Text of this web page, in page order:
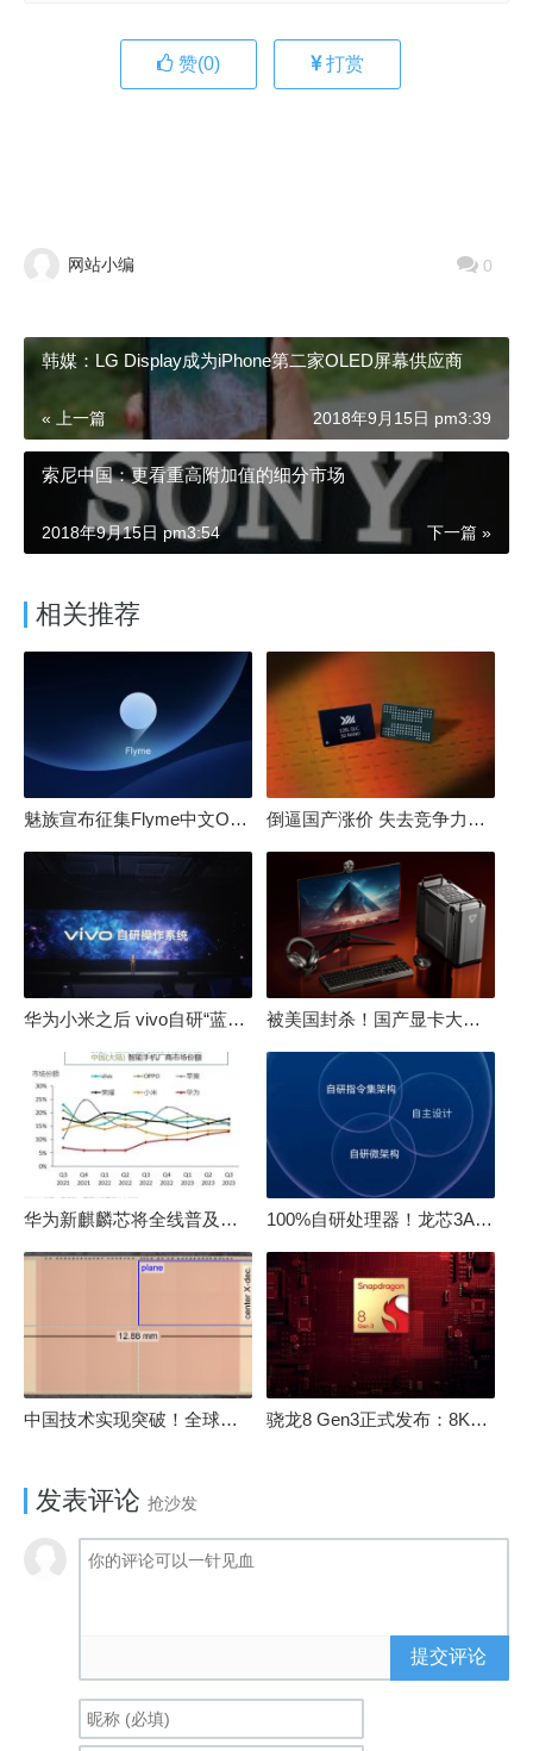
赞(0) 打赏
网站小编 0
韩媒：LG Display成为iPhone第二家OLED屏幕供应商
« 上一篇 2018年9月15日 pm3:39
索尼中国：更看重高附加值的细分市场
下一篇 »
2018年9月15日 pm3:54
相关推荐
魅族宣布征集Flyme中文OS名：要像鸿蒙、澎湃一样响亮 倒逼国产涨价 失去竞争力！三星要减产50%：SSD必须涨价
华为小米之后 vivo自研“蓝河”操作系统重磅发布 被美国封杀！国产显卡大厂：中国GPU不存在至暗时刻
华为新麒麟芯将全线普及！高中低端全面采用 改写竞争格局 100%自研处理器！龙芯3A6000评测：与10代酷睿互有胜负
中国技术实现突破！全球最先进的3D NAND存储芯片被发现 骁龙8 Gen3正式发布：8K240手游成真！AI性能飙升98％
发表评论 抢沙发
提交评论